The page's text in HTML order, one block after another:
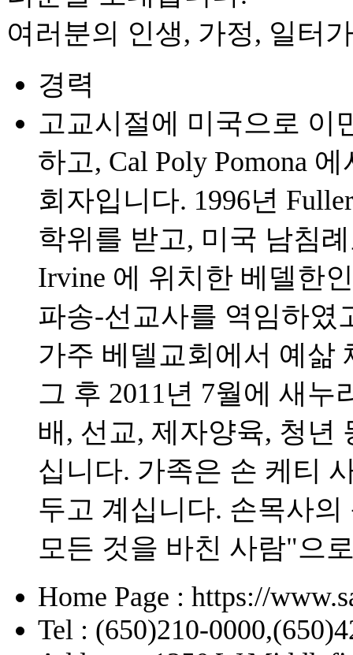
여러분의 인생, 가정, 일터
경력
고교시절에 미국으로 이
하고, Cal Poly Pomona
회자입니다. 1996년
학위를 받고, 미국 남침
Irvine 에 위치한 베델한
파송-선교사를 역임하였
가주 베델교회에서 예삶
그 후 2011년 7월에 새
배, 선교, 제자양육, 청년
십니다. 가족은 손 케티
두고 계십니다. 손목사
모든 것을 바친 사람"으
Home Page : https://
Tel : (650)210-